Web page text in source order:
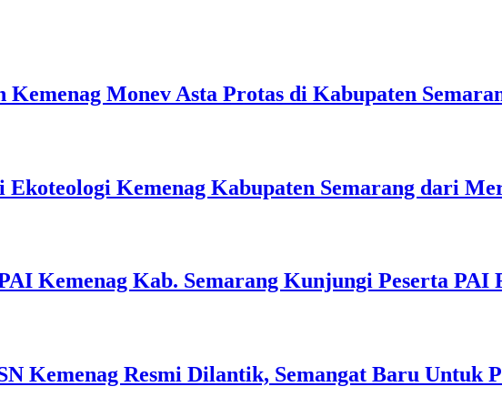
Monev Asta Protas di Kabupaten
Kemenag Kabupaten Semarang dari
Kemenag Kab. Semarang Kunjungi Peserta PAI
Kemenag Resmi Dilantik, Semangat Baru Untuk